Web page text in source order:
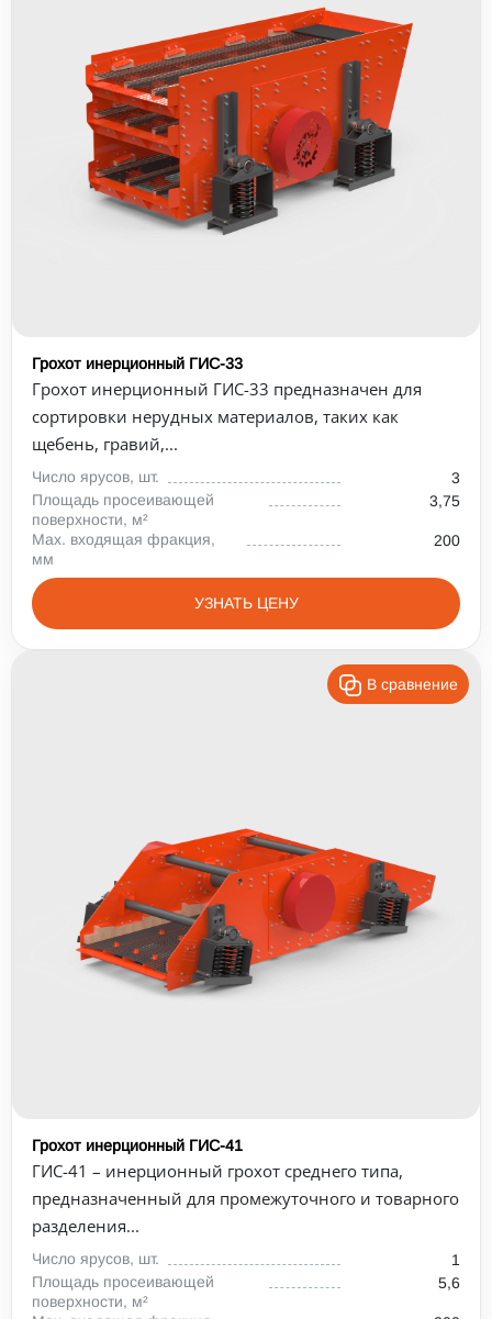
Грохот инерционный ГИС-33
Грохот инерционный ГИС-33 предназначен для
сортировки нерудных материалов, таких как
щебень, гравий,...
Число ярусов, шт.
3
Площадь просеивающей
поверхности, м²
3,75
Max. входящая фракция,
мм
200
УЗНАТЬ ЦЕНУ
В сравнение
Грохот инерционный ГИС-41
ГИС-41 – инерционный грохот среднего типа,
предназначенный для промежуточного и товарного
разделения...
Число ярусов, шт.
1
Площадь просеивающей
поверхности, м²
5,6